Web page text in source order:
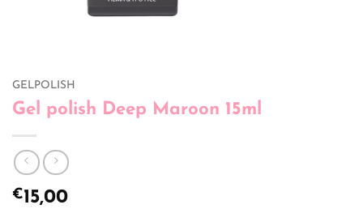
GELPOLISH
Gel polish Deep Maroon 15ml
€15,00